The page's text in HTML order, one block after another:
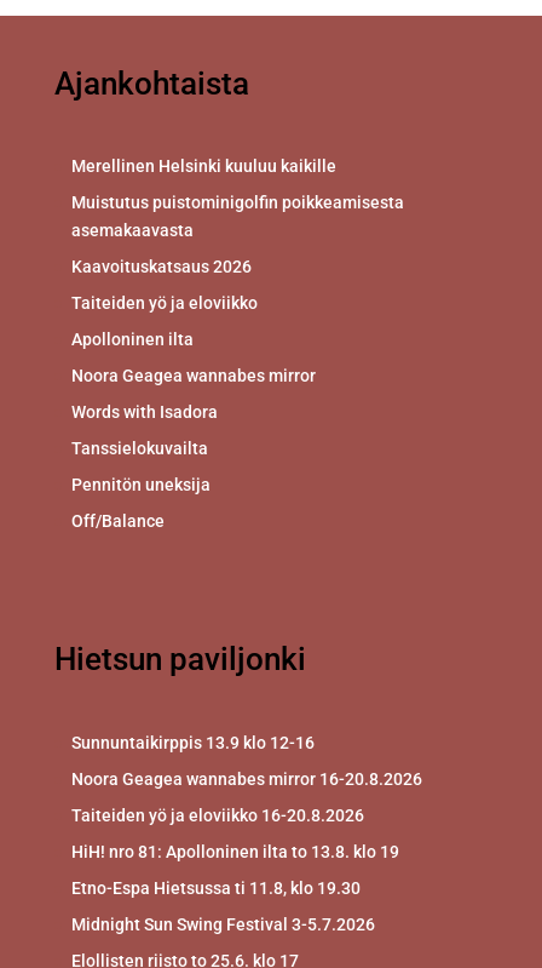
Ajankohtaista
Merellinen Helsinki kuuluu kaikille
Muistutus puistominigolfin poikkeamisesta
asemakaavasta
Kaavoituskatsaus 2026
Taiteiden yö ja eloviikko
Apolloninen ilta
Noora Geagea wannabes mirror
Words with Isadora
Tanssielokuvailta
Pennitön uneksija
Off/Balance
Hietsun paviljonki
Sunnuntaikirppis 13.9 klo 12-16
Noora Geagea wannabes mirror 16-20.8.2026
Taiteiden yö ja eloviikko 16-20.8.2026
HiH! nro 81: Apolloninen ilta to 13.8. klo 19
Etno-Espa Hietsussa ti 11.8, klo 19.30
Midnight Sun Swing Festival 3-5.7.2026
Elollisten riisto to 25.6. klo 17